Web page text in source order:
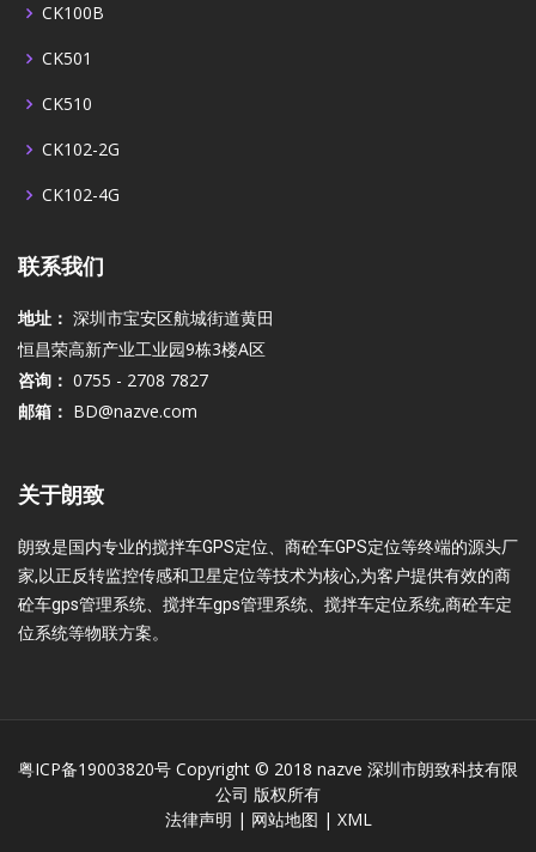
CK100B
CK501
CK510
CK102-2G
CK102-4G
联系我们
地址： 深圳市宝安区航城街道黄田
恒昌荣高新产业工业园9栋3楼A区
咨询： 0755 - 2708 7827
邮箱： BD@nazve.com
关于朗致
朗致是国内专业的搅拌车GPS定位、商砼车GPS定位等终端的源头厂
家,以正反转监控传感和卫星定位等技术为核心,为客户提供有效的商
砼车gps管理系统、搅拌车gps管理系统、搅拌车定位系统,商砼车定
位系统等物联方案。
粤ICP备19003820号 Copyright © 2018 nazve 深圳市朗致科技有限
公司 版权所有
法律声明 | 网站地图 | XML